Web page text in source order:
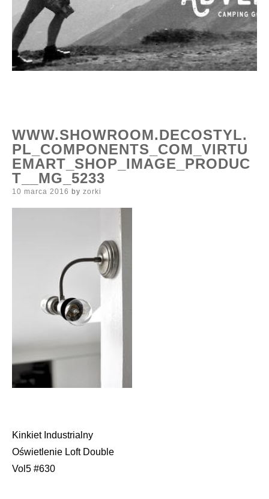
WWW.SHOWROOM.DECOSTYL.
PL_COMPONENTS_COM_VIRTU
EMART_SHOP_IMAGE_PRODUC
T__MG_5233
Posted
10 marca 2016 by zorki
Nawigacja
wpisu
Kinkiet Industrialny
Oświetlenie Loft Double
Vol5 #630